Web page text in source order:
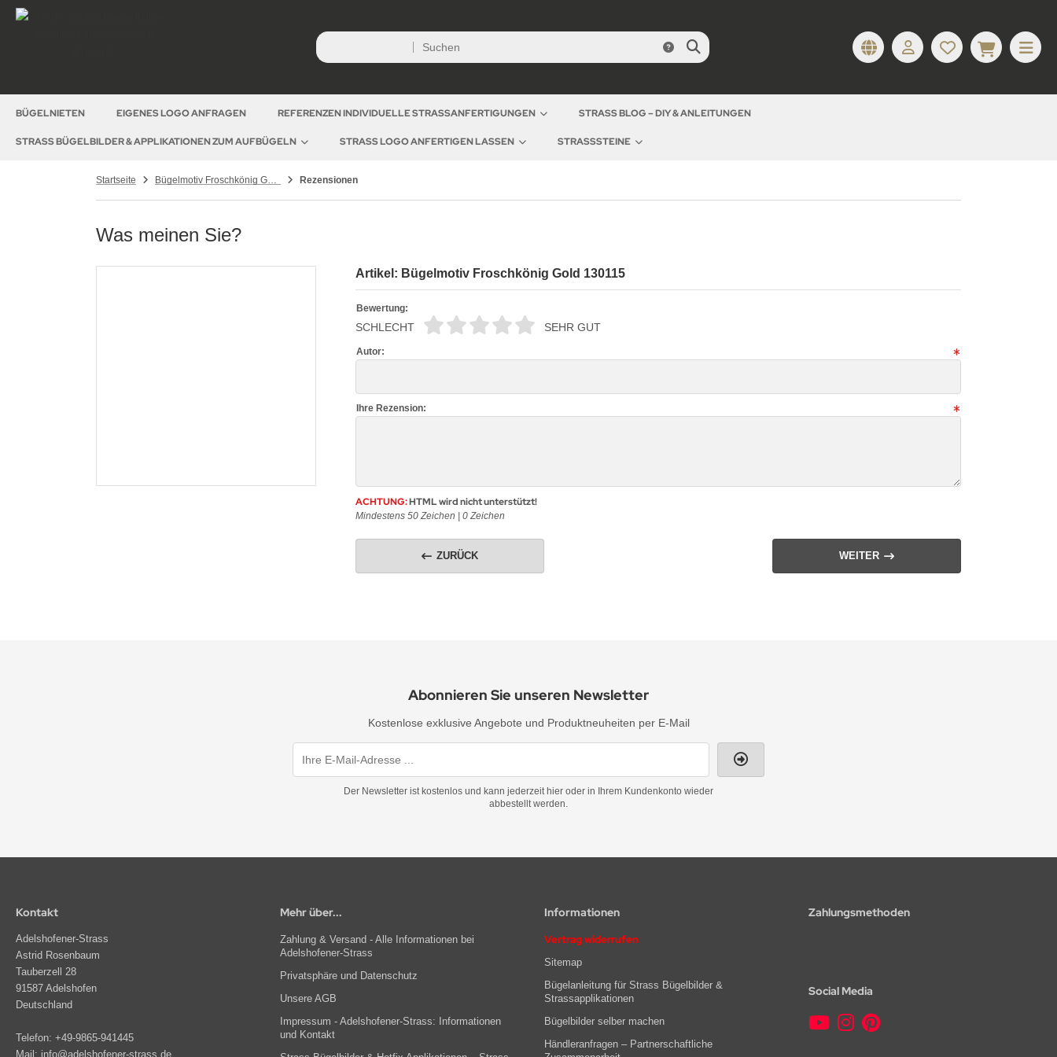
BÜGELNIETEN EIGENES LOGO ANFRAGEN REFERENZEN INDIVIDUELLE STRASSANFERTIGUNGEN STRASS BLOG – DIY & ANLEITUNGEN
STRASS BÜGELBILDER & APPLIKATIONEN ZUM AUFBÜGELN STRASS LOGO ANFERTIGEN LASSEN STRASSSTEINE
Startseite Bügelmotiv Froschkönig Gold 130115 Rezensionen
Was meinen Sie?
Artikel: Bügelmotiv Froschkönig Gold 130115
Bewertung:
SCHLECHT SEHR GUT
Autor:
Ihre Rezension:
ACHTUNG:HTML wird nicht unterstützt!
Mindestens 50 Zeichen | 0 Zeichen
ZURÜCK WEITER
Abonnieren Sie unseren Newsletter
Kostenlose exklusive Angebote und Produktneuheiten per E-Mail
Der Newsletter ist kostenlos und kann jederzeit hier oder in Ihrem Kundenkonto wieder
abbestellt werden.
Kontakt
Adelshofener-Strass
Astrid Rosenbaum
Tauberzell 28
91587 Adelshofen
Deutschland
Telefon: +49-9865-941445
Mail: info@adelshofener-strass.de
Mehr über...
Zahlung & Versand - Alle Informationen bei
Adelshofener-Strass
Privatsphäre und Datenschutz
Unsere AGB
Impressum - Adelshofener-Strass: Informationen
und Kontakt
Informationen
Vertrag widerrufen
Sitemap
Bügelanleitung für Strass Bügelbilder &
Strassapplikationen
Bügelbilder selber machen
Händleranfragen – Partnerschaftliche
Zahlungsmethoden
Social Media